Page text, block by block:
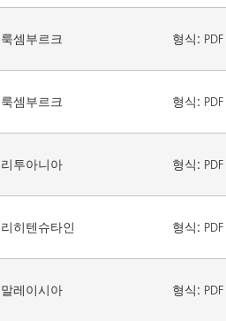
룩셈부르크 형식: PDF
룩셈부르크 형식: PDF
리투아니아 형식: PDF
리히텐슈타인 형식: PDF
말레이시아 형식: PDF